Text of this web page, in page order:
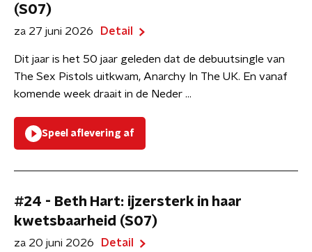
(S07)
za 27 juni 2026 Detail
Dit jaar is het 50 jaar geleden dat de debuutsingle van
The Sex Pistols uitkwam, Anarchy In The UK. En vanaf
komende week draait in de Neder ...
Speel aflevering af
#24 - Beth Hart: ijzersterk in haar
kwetsbaarheid (S07)
za 20 juni 2026 Detail